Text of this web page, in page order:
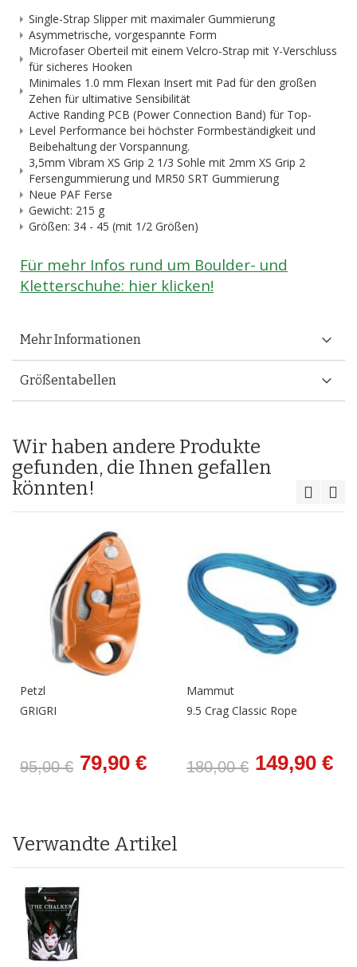
Single-Strap Slipper mit maximaler Gummierung
Asymmetrische, vorgespannte Form
Microfaser Oberteil mit einem Velcro-Strap mit Y-Verschluss
für sicheres Hooken
Minimales 1.0 mm Flexan Insert mit Pad für den großen
Zehen für ultimative Sensibilität
Active Randing PCB (Power Connection Band) für Top-
Level Performance bei höchster Formbeständigkeit und
Beibehaltung der Vorspannung.
3,5mm Vibram XS Grip 2 1/3 Sohle mit 2mm XS Grip 2
Fersengummierung und MR50 SRT Gummierung
Neue PAF Ferse
Gewicht: 215 g
Größen: 34 - 45 (mit 1/2 Größen)
Für mehr Infos rund um Boulder- und
Kletterschuhe: hier klicken!
Mehr Informationen
Größentabellen
Wir haben andere Produkte
gefunden, die Ihnen gefallen
könnten!
Petzl
GRIGRI
95,00 € 79,90 €
Mammut
9.5 Crag Classic Rope
180,00 € 149,90 €
Verwandte Artikel